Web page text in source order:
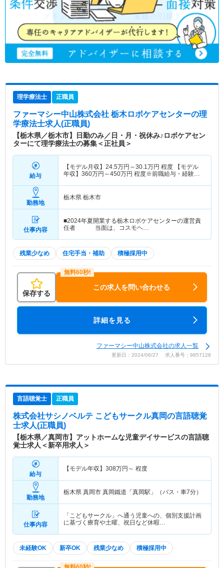
理学療法士 正職員
ファーマシー中山株式会社 栃木ロボケアセンターの理
学療法士求人(正職員)
【栃木県／栃木市】日勤のみ／日・月・祝休み♪ロボケアセン
ターにて理学療法士の募集＜正社員＞
給与
【モデル月収】 24.5万円～30.1万円 程度 【モデル
年収】 360万円～450万円 程度※前職給与・経験考
勤務地
栃木県 栃木市
仕事内容
■2024年夏開業する栃木ロボケアセンターの運営責
任者 当面は、コスモヘ…
残業少なめ 住宅手当・補助 積極採用中
保存する
この求人を問い合わせる
詳細を見る
ファーマシー中山株式会社の求人一覧
更新日：2024/06/27 求人番号：9857128
言語聴覚士 正職員
株式会社サシノベルテ こどもサークル真岡の言語聴覚
士求人(正職員)
【栃木県／真岡市】アットホームな児童デイサービスの言語聴
覚士求人＜新卒用求人＞
給与
【モデル年収】 308万円～ 程度
勤務地
栃木県 真岡市 真岡鐵道「真岡駅」（バス・車7分）
仕事内容
「こどもサークル」へ通う児童への、個別支援計画
に基づく療育や土曜、祝日など休暇…
未経験OK 新卒OK 残業少なめ 積極採用中